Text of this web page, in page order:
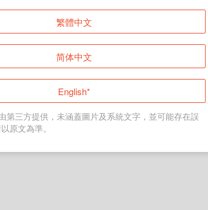
登入
返回首頁
繁體中文
简体中文
English*
第三方提供，未涵蓋圖片及系統文字，並可能存在誤
原文為準。